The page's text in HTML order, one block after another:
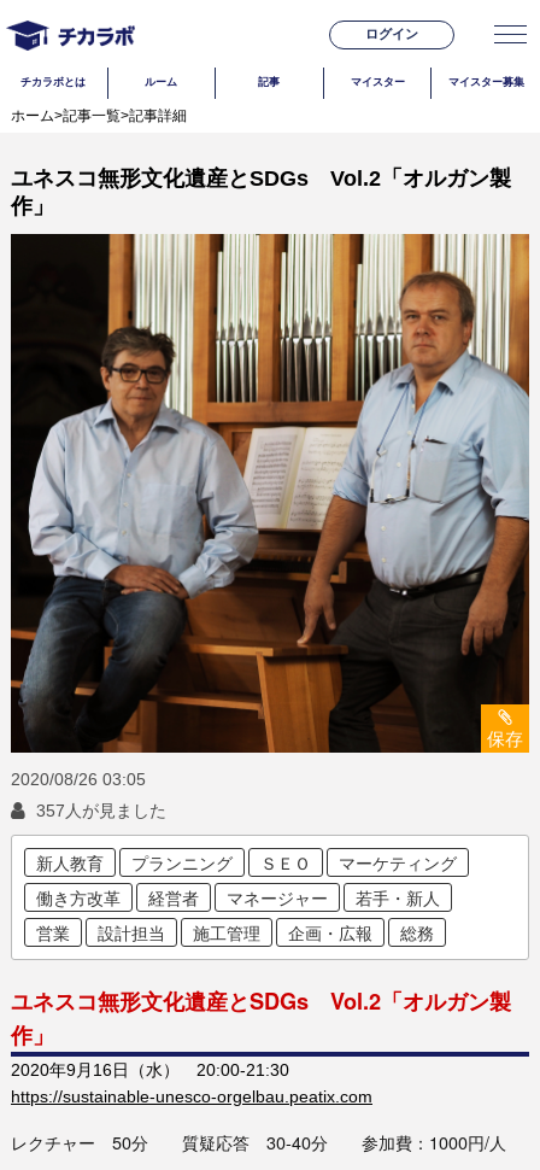
ログイン
チカラボとは ルーム 記事 マイスター マイスター募集
ホーム>記事一覧>記事詳細
ユネスコ無形文化遺産とSDGs Vol.2「オルガン製
作」
保存
2020/08/26 03:05
357人が見ました
新人教育 プランニング ＳＥＯ
マーケティング
働き方改革
経営者 マネージャー
若手・新人
営業
設計担当 施工管理 企画・広報 総務
ユネスコ無形文化遺産とSDGs Vol.2「オルガン製
作」
2020年9月16日（水） 20:00-21:30
https://sustainable-unesco-orgelbau.peatix.com
レクチャー 50分 質疑応答 30-40分 参加費：1000円/人